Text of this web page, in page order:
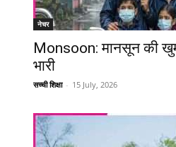
नेचर
Monsoon: मानसून की
भारी
सच्ची शिक्षा - 15 July, 2026